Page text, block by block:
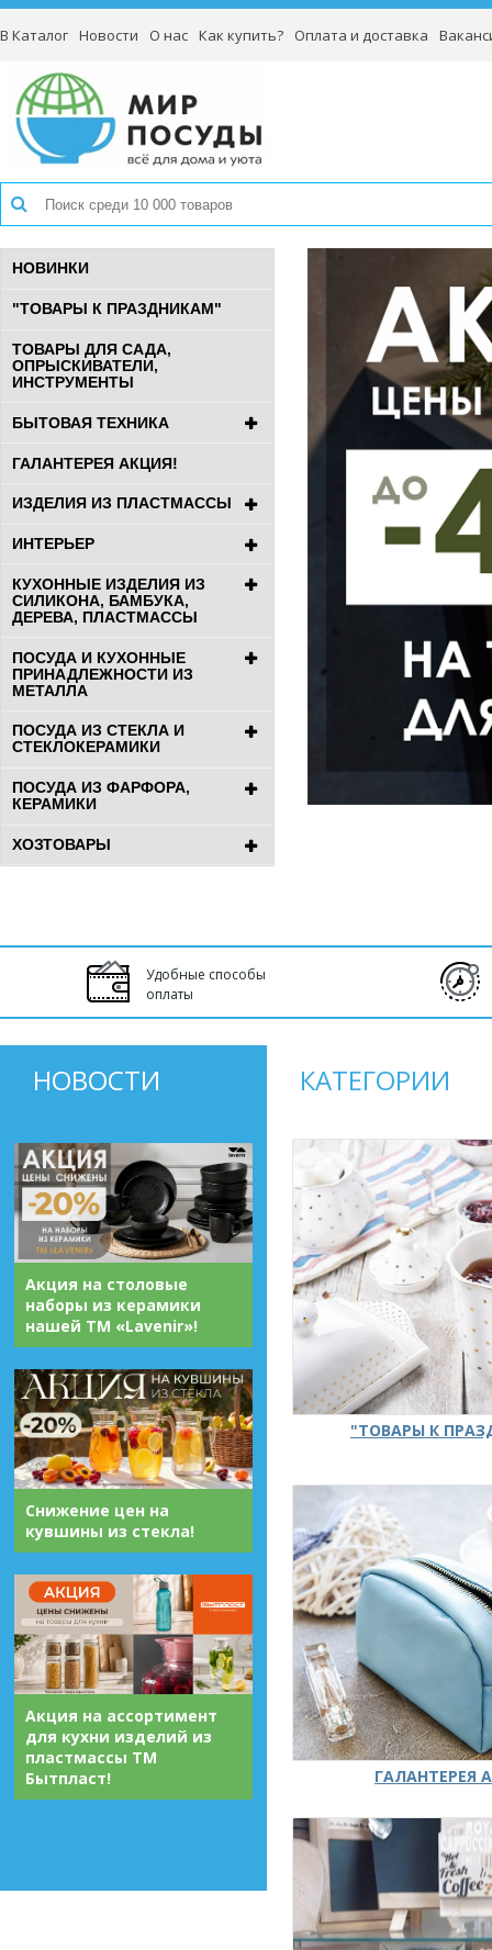
В Каталог Новости О нас Как купить? Оплата и доставка
НОВИНКИ
"ТОВАРЫ К ПРАЗДНИКАМ"
ТОВАРЫ ДЛЯ САДА,
ОПРЫСКИВАТЕЛИ,
ИНСТРУМЕНТЫ
БЫТОВАЯ ТЕХНИКА
ГАЛАНТЕРЕЯ АКЦИЯ!
ИЗДЕЛИЯ ИЗ ПЛАСТМАССЫ
ИНТЕРЬЕР
КУХОННЫЕ ИЗДЕЛИЯ ИЗ
СИЛИКОНА, БАМБУКА,
ДЕРЕВА, ПЛАСТМАССЫ
ПОСУДА И КУХОННЫЕ
ПРИНАДЛЕЖНОСТИ ИЗ
МЕТАЛЛА
ПОСУДА ИЗ СТЕКЛА И
СТЕКЛОКЕРАМИКИ
ПОСУДА ИЗ ФАРФОРА,
КЕРАМИКИ
ХОЗТОВАРЫ
Удобные способы
оплаты
НОВОСТИ
Акция на столовые
наборы из керамики
нашей ТМ «Lavenir»!
Снижение цен на
кувшины из стекла!
Акция на ассортимент
для кухни изделий из
пластмассы ТМ
Бытпласт!
КАТЕГОРИИ
"ТОВАРЫ К
ГАЛАНТЕРЕЯ